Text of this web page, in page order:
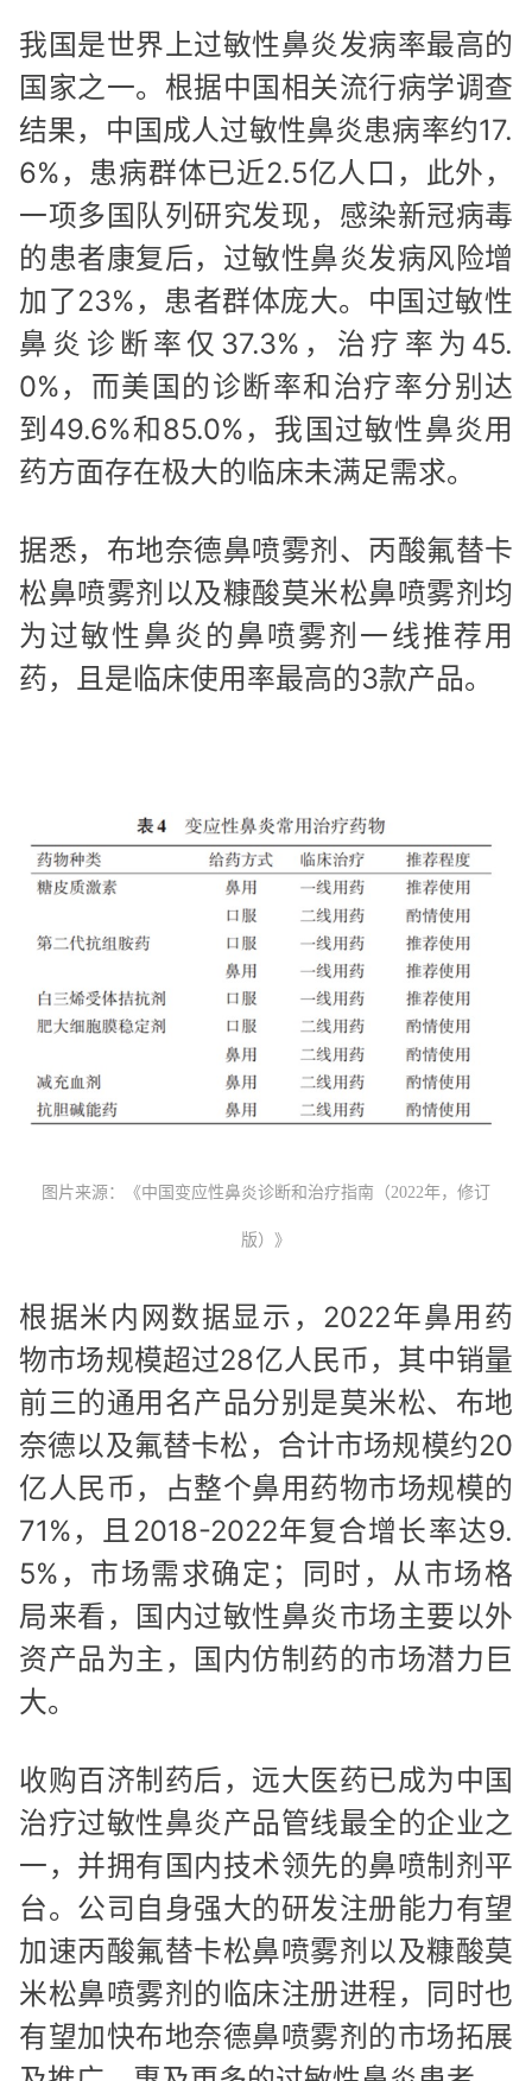
我国是世界上过敏性鼻炎发病率最高的
国家之一。根据中国相关流行病学调查
结果，中国成人过敏性鼻炎患病率约17.
6%，患病群体已近2.5亿人口，此外，
一项多国队列研究发现，感染新冠病毒
的患者康复后，过敏性鼻炎发病风险增
加了23%，患者群体庞大。中国过敏性
鼻炎诊断率仅37.3%，治疗率为45.
0%，而美国的诊断率和治疗率分别达
到49.6%和85.0%，我国过敏性鼻炎用
药方面存在极大的临床未满足需求。
据悉，布地奈德鼻喷雾剂、丙酸氟替卡
松鼻喷雾剂以及糠酸莫米松鼻喷雾剂均
为过敏性鼻炎的鼻喷雾剂一线推荐用
药，且是临床使用率最高的3款产品。
图片来源：《中国变应性鼻炎诊断和治疗指南（2022年，修订
版）》
根据米内网数据显示，2022年鼻用药
物市场规模超过28亿人民币，其中销量
前三的通用名产品分别是莫米松、布地
奈德以及氟替卡松，合计市场规模约20
亿人民币，占整个鼻用药物市场规模的
71%，且2018-2022年复合增长率达9.
5%，市场需求确定；同时，从市场格
局来看，国内过敏性鼻炎市场主要以外
资产品为主，国内仿制药的市场潜力巨
大。
收购百济制药后，远大医药已成为中国
治疗过敏性鼻炎产品管线最全的企业之
一，并拥有国内技术领先的鼻喷制剂平
台。公司自身强大的研发注册能力有望
加速丙酸氟替卡松鼻喷雾剂以及糠酸莫
米松鼻喷雾剂的临床注册进程，同时也
有望加快布地奈德鼻喷雾剂的市场拓展